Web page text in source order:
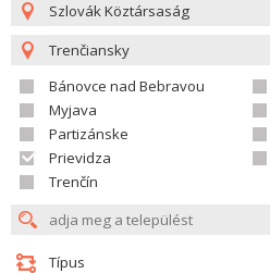
Szlovák Köztársaság
Trenčiansky
Bánovce nad Bebravou
Myjava
Partizánske
Prievidza
Trenčín
Típus